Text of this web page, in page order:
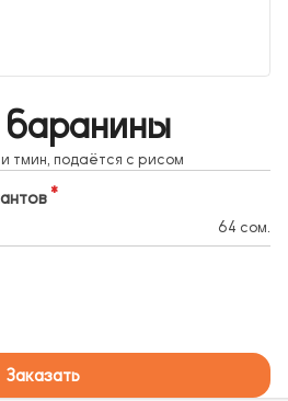
тмин, подаётся с рисом
64 сом.
Заказать